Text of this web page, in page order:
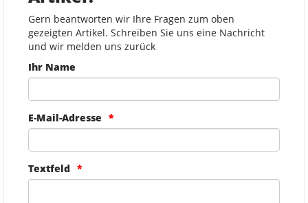
Gern beantworten wir Ihre Fragen zum oben
gezeigten Artikel. Schreiben Sie uns eine Nachricht
und wir melden uns zurück
Ihr Name
E-Mail-Adresse
Textfeld